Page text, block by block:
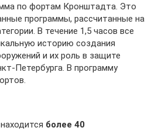
по фортам Кронштадта. Это
программы, рассчитанные на
В течение 1,5 часов все
историю создания
и их роль в защите
Петербурга. В программу
более 40